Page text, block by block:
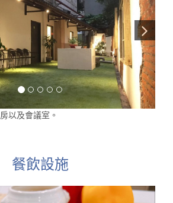
以及會議室。
餐飲設施